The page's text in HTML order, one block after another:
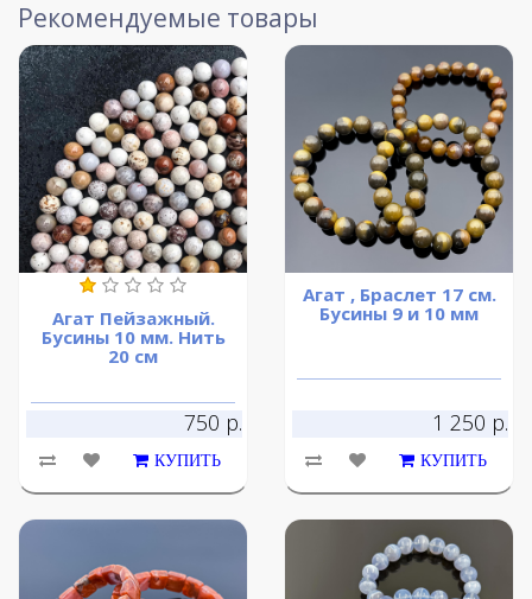
Рекомендуемые товары
Агат Пейзажный.
Бусины 10 мм. Нить
20 см
750 р.
КУПИТЬ
Агат , Браслет 17 см.
Бусины 9 и 10 мм
1 250 р.
КУПИТЬ